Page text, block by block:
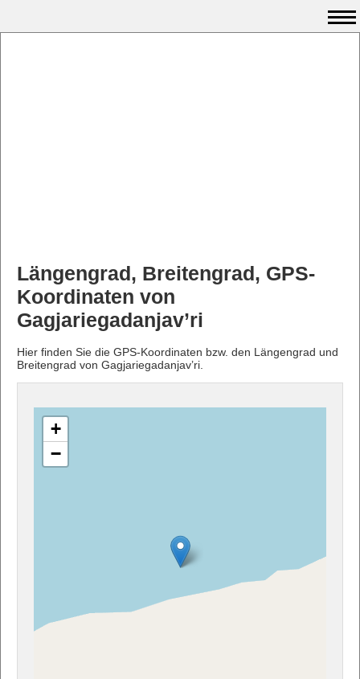
Längengrad, Breitengrad, GPS-
Koordinaten von
Gagjariegadanjav’ri
Hier finden Sie die GPS-Koordinaten bzw. den Längengrad und
Breitengrad von Gagjariegadanjav’ri.
+
−